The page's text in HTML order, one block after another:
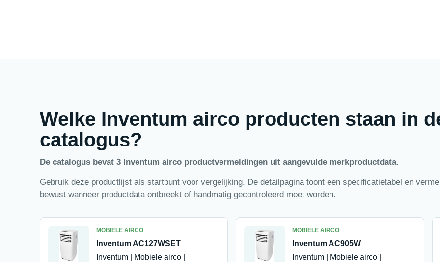
Welke Inventum airco producten staan in
catalogus?
De catalogus bevat 3 Inventum airco productvermeldingen uit aangevulde merkproductdata.
Gebruik deze productlijst als startpunt voor vergelijking. De detailpagina toont een specificatietabel en
bewust wanneer productdata ontbreekt of handmatig gecontroleerd moet worden.
MOBIELE AIRCO
Inventum AC127WSET
Inventum | Mobiele airco |
MOBIELE AIRCO
Inventum AC905W
Inventum | Mobiele airco |